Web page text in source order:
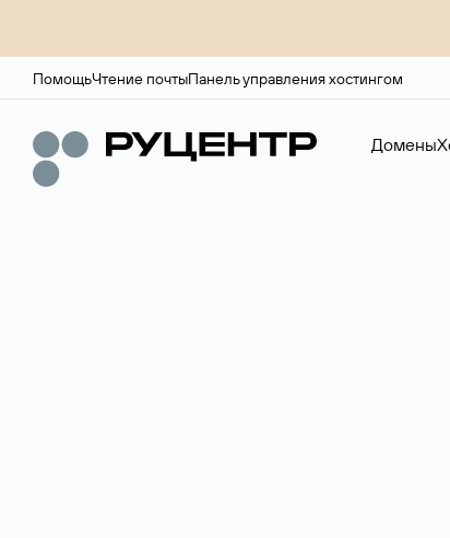
ПомощьЧтение почтыПанель управления хостингом
Домены